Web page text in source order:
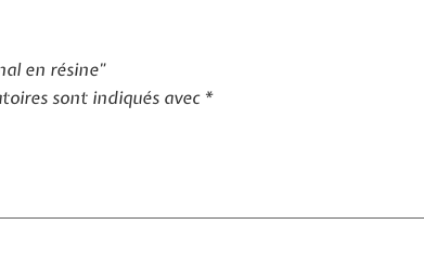
en résine”
sont indiqués avec*